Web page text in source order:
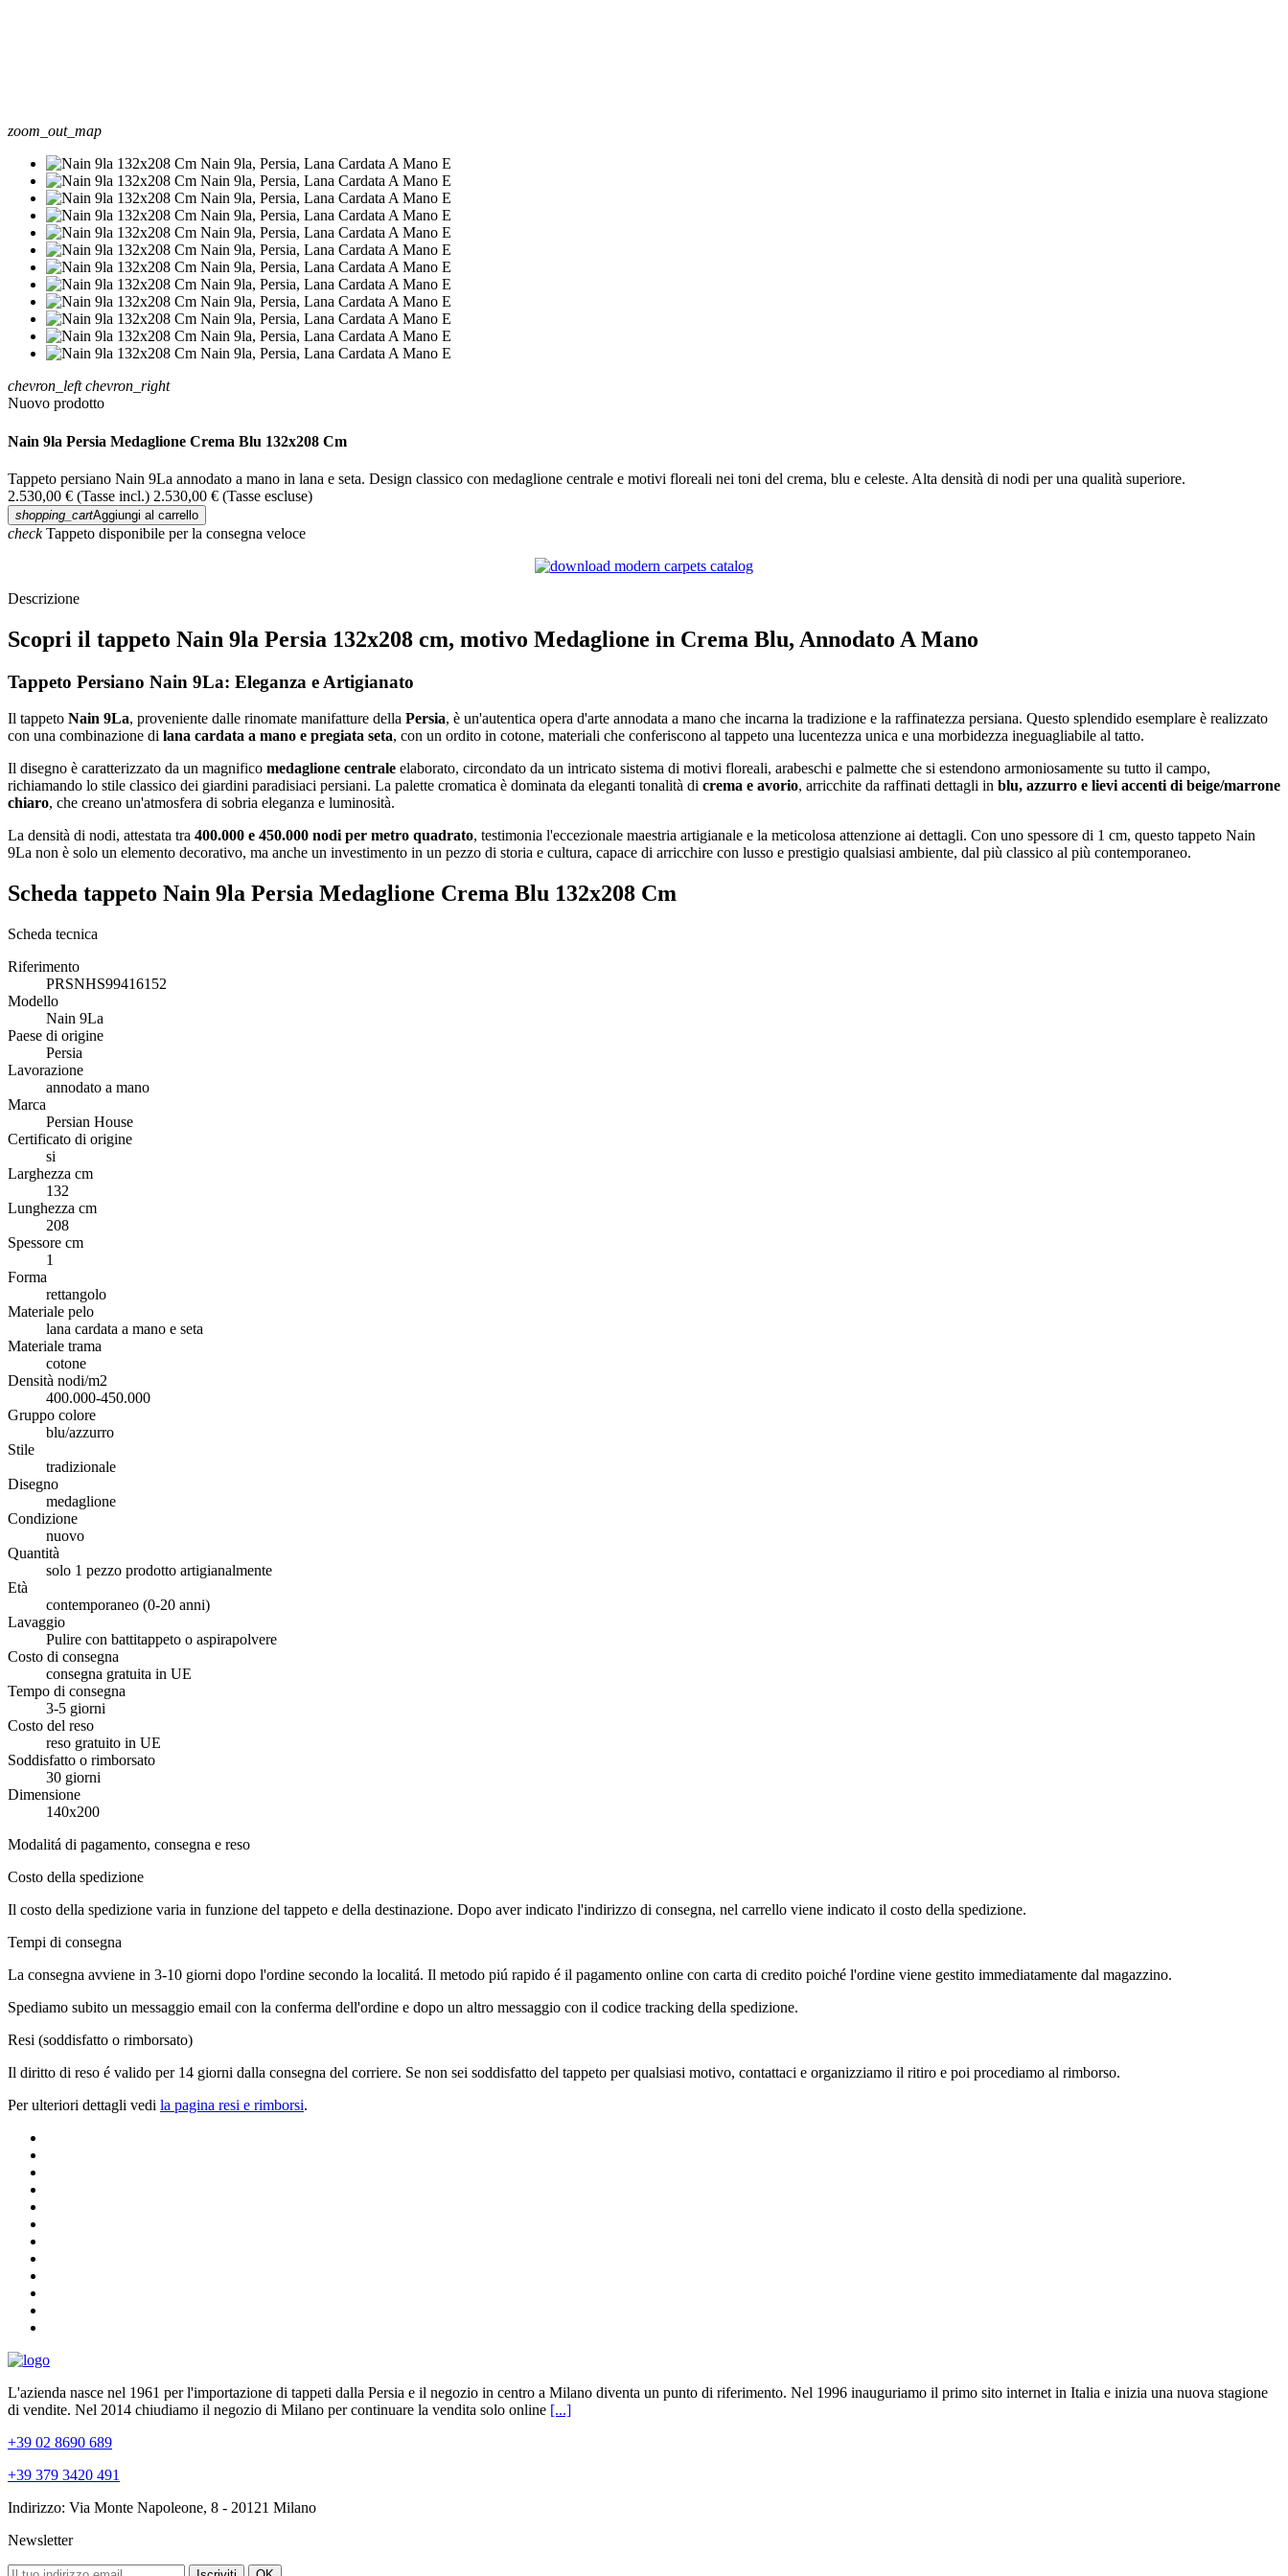
zoom_out_map
chevron_left chevron_right
Nuovo prodotto
Nain 9la Persia Medaglione Crema Blu 132x208 Cm
Tappeto persiano Nain 9La annodato a mano in lana e seta. Design classico con medaglione centrale e motivi floreali nei toni del crema, blu e celeste. Alta densità di nodi per una qualità superiore.
2.530,00 € (Tasse incl.) 2.530,00 € (Tasse escluse)
shopping_cartAggiungi al carrello
checkTappeto disponibile per la consegna veloce
Descrizione
Scopri il tappeto Nain 9la Persia 132x208 cm, motivo Medaglione in Crema Blu, Annodato A Mano
Tappeto Persiano Nain 9La: Eleganza e Artigianato
Il tappeto Nain 9La, proveniente dalle rinomate manifatture della Persia, è un'autentica opera d'arte annodata a mano che incarna la tradizione e la raffinatezza persiana. Questo splendido esemplare è realizzato
con una combinazione di lana cardata a mano e pregiata seta, con un ordito in cotone, materiali che conferiscono al tappeto una lucentezza unica e una morbidezza ineguagliabile al tatto.
Il disegno è caratterizzato da un magnifico medaglione centrale elaborato, circondato da un intricato sistema di motivi floreali, arabeschi e palmette che si estendono armoniosamente su tutto il campo,
richiamando lo stile classico dei giardini paradisiaci persiani. La palette cromatica è dominata da eleganti tonalità di crema e avorio, arricchite da raffinati dettagli in blu, azzurro e lievi accenti di beige/marrone
chiaro, che creano un'atmosfera di sobria eleganza e luminosità.
La densità di nodi, attestata tra 400.000 e 450.000 nodi per metro quadrato, testimonia l'eccezionale maestria artigianale e la meticolosa attenzione ai dettagli. Con uno spessore di 1 cm, questo tappeto Nain
9La non è solo un elemento decorativo, ma anche un investimento in un pezzo di storia e cultura, capace di arricchire con lusso e prestigio qualsiasi ambiente, dal più classico al più contemporaneo.
Scheda tappeto Nain 9la Persia Medaglione Crema Blu 132x208 Cm
Scheda tecnica
Riferimento
PRSNHS99416152
Modello
Nain 9La
Paese di origine
Persia
Lavorazione
annodato a mano
Marca
Persian House
Certificato di origine
si
Larghezza cm
132
Lunghezza cm
208
Spessore cm
1
Forma
rettangolo
Materiale pelo
lana cardata a mano e seta
Materiale trama
cotone
Densità nodi/m2
400.000-450.000
Gruppo colore
blu/azzurro
Stile
tradizionale
Disegno
medaglione
Condizione
nuovo
Quantità
solo 1 pezzo prodotto artigianalmente
Età
contemporaneo (0-20 anni)
Lavaggio
Pulire con battitappeto o aspirapolvere
Costo di consegna
consegna gratuita in UE
Tempo di consegna
3-5 giorni
Costo del reso
reso gratuito in UE
Soddisfatto o rimborsato
30 giorni
Dimensione
140x200
Modalitá di pagamento, consegna e reso
Costo della spedizione
Il costo della spedizione varia in funzione del tappeto e della destinazione. Dopo aver indicato l'indirizzo di consegna, nel carrello viene indicato il costo della spedizione.
Tempi di consegna
La consegna avviene in 3-10 giorni dopo l'ordine secondo la localitá. Il metodo piú rapido é il pagamento online con carta di credito poiché l'ordine viene gestito immediatamente dal magazzino.
Spediamo subito un messaggio email con la conferma dell'ordine e dopo un altro messaggio con il codice tracking della spedizione.
Resi (soddisfatto o rimborsato)
Il diritto di reso é valido per 14 giorni dalla consegna del corriere. Se non sei soddisfatto del tappeto per qualsiasi motivo, contattaci e organizziamo il ritiro e poi procediamo al rimborso.
Per ulteriori dettagli vedi la pagina resi e rimborsi.
L'azienda nasce nel 1961 per l'importazione di tappeti dalla Persia e il negozio in centro a Milano diventa un punto di riferimento. Nel 1996 inauguriamo il primo sito internet in Italia e inizia una nuova stagione
di vendite. Nel 2014 chiudiamo il negozio di Milano per continuare la vendita solo online [...]
+39 02 8690 689
+39 379 3420 491
Indirizzo: Via Monte Napoleone, 8 - 20121 Milano
Newsletter